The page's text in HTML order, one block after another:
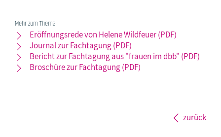
Mehr zum Thema
Eröffnungsrede von Helene Wildfeuer (PDF)
Journal zur Fachtagung (PDF)
Bericht zur Fachtagung aus "frauen im dbb" (PDF)
Broschüre zur Fachtagung (PDF)
zurück